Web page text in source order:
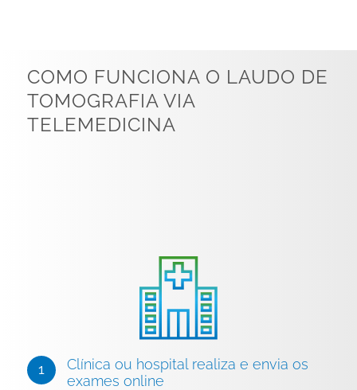
COMO FUNCIONA O LAUDO DE
TOMOGRAFIA VIA
TELEMEDICINA
Clínica ou hospital realiza e envia os
exames online